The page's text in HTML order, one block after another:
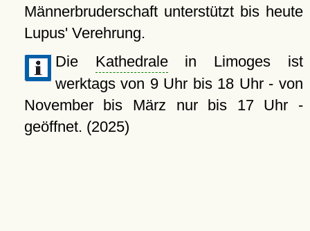
Männerbruderschaft unterstützt bis heute
Lupus' Verehrung.
Die Kathedralein Limoges ist
werktags von 9 Uhr bis 18 Uhr - von
November bis März nur bis 17 Uhr -
geöffnet. (2025)